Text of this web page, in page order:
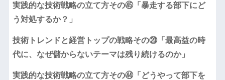
実践的な技術戦略の立て方その㊺「暴走する部下にど
う対処するか？」
技術トレンドと経営トップの戦略その⑳「最高益の時
代に、なぜ儲からないテーマは残り続けるのか」
実践的な技術戦略の立て方その㊹「どうやって部下を